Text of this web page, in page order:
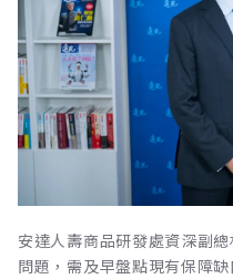
安達人壽商品研發處資深副
問題，需及早盤點現有保障